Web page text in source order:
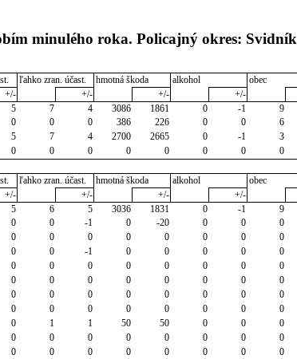
minulého roka. Policajný okres: Svidník
ľahko zran. účast. hmotná škoda alkohol
obec
+/- +/- +/- +/-
5 7 4 3086 1861 0 -1 9
0 0 0 386 226 0 0 6
5 7 4 2700 2665 0 -1 3
0 0 0 0 0 0 0 0
ľahko zran. účast. hmotná škoda alkohol
obec
+/- +/- +/- +/-
5 6 5 3036 1831 0 -1 9
0 0 -1 0 -20 0 0 0
0 0 0 0 0 0 0 0
0 0 -1 0 0 0 0 0
0 0 0 0 0 0 0 0
0 0 0 0 0 0 0 0
0 0 0 0 0 0 0 0
0 0 0 0 0 0 0 0
0 1 1 50 50 0 0 0
0 0 0 0 0 0 0 0
0 0 0 0 0 0 0 0